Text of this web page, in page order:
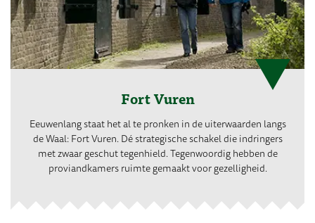
Fort Vuren
Eeuwenlang staat het al te pronken in de uiterwaarden langs
de Waal: Fort Vuren. Dé strategische schakel die indringers
met zwaar geschut tegenhield. Tegenwoordig hebben de
proviandkamers ruimte gemaakt voor gezelligheid.